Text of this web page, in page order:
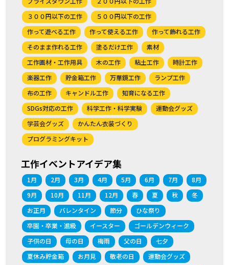
３００円以下の工作
５００円以下の工作
作って遊べる工作
作って使える工作
作って飾れる工作
そのまま作れる工作
塗るだけ工作
素材
工作画材・工作用具
木の工作 粘土工作
時計工作
楽器工作
貯金箱工作 万華鏡工作
ランプ工作
布の工作
キャンドル工作
知育になる工作
SDGs対応の工作
科学工作・科学実験
運動会グッズ
学芸会グッズ
かんたん衣装づくり
プログラミングキット
工作イベントアイデア集
1月 2月 3月 4月 5月 6月 7月
8月
9月
10月 11月 12月 春 夏 秋
冬
お正月
バレンタイン 節分
ひな祭り
卒園・卒業・進級
イースター
ゴールデンウィーク
子供の日
母の日 梅雨 父の日
七夕
夏休み貯金箱
お月見 敬老の日
運動会グッズ